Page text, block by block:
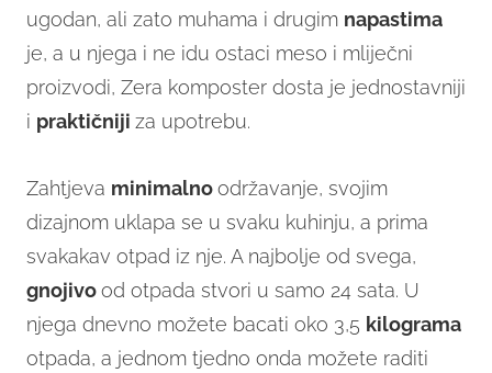
ugodan, ali zato muhama i drugim napastima
je, a u njega i ne idu ostaci meso i mliječni
proizvodi, Zera komposter dosta je jednostavniji
i praktičniji za upotrebu.
Zahtjeva minimalnoodržavanje, svojim
dizajnom uklapa se u svaku kuhinju, a prima
svakakav otpad iz nje. A najbolje od svega,
gnojivood otpada stvori u samo 24 sata. U
njega dnevno možete bacati oko 3,5 kilograma
otpada, a jednom tjedno onda možete raditi